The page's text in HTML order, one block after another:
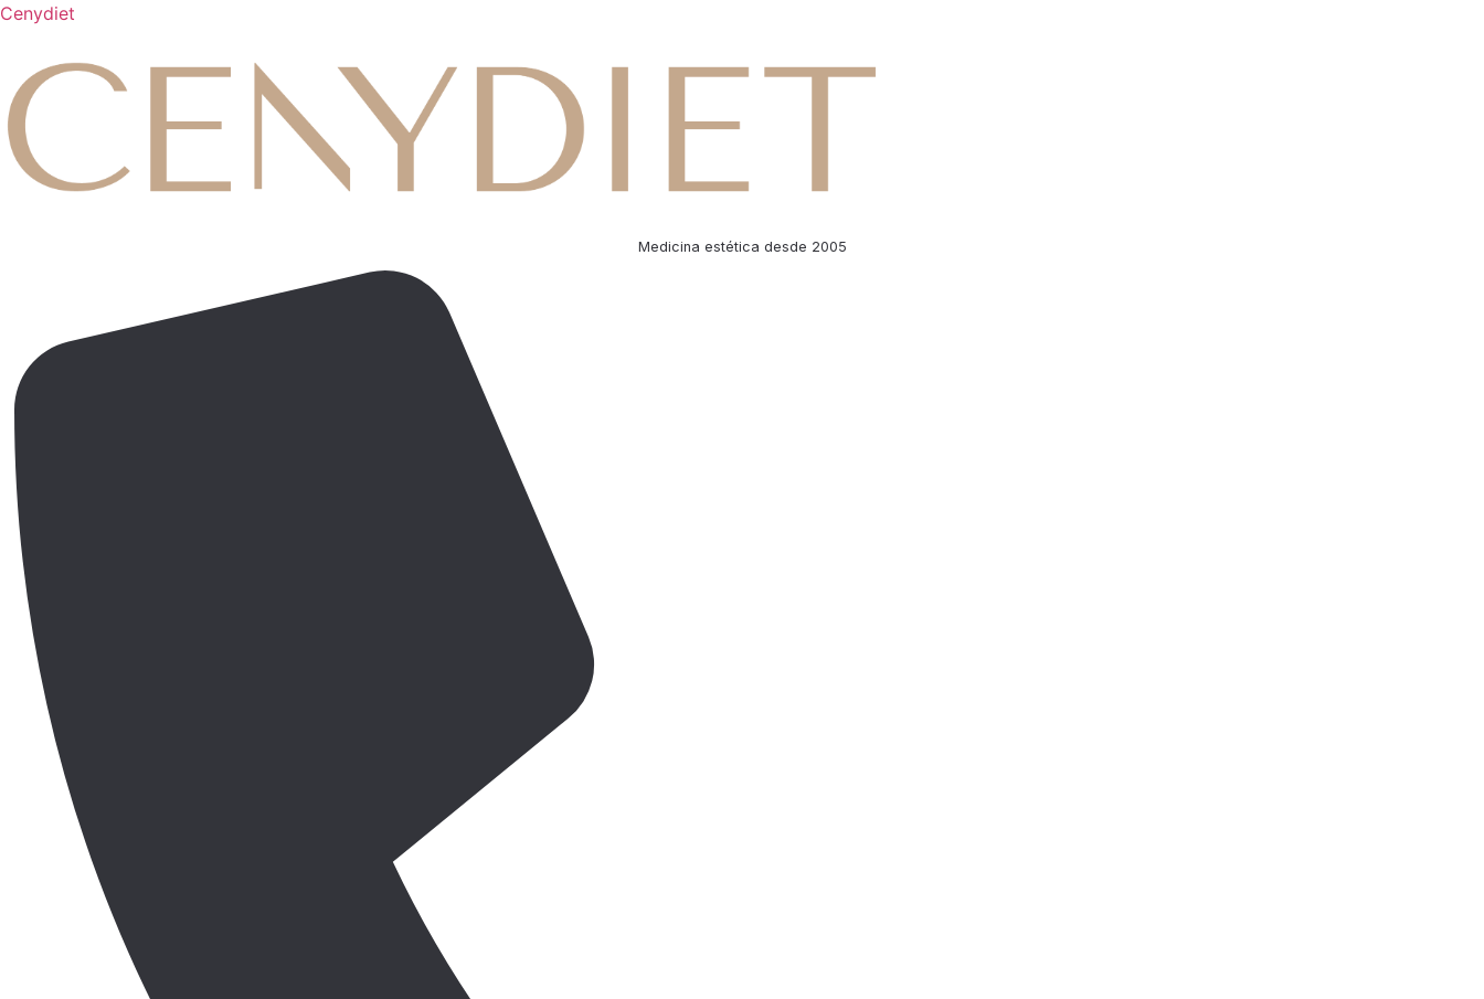
Cenydiet
Medicina estética desde 2005